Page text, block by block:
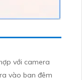
với camera
vào ban đêm